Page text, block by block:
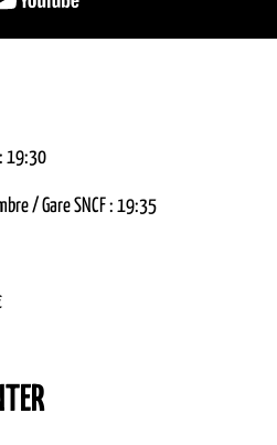
19:30
/ Gare SNCF : 19:35